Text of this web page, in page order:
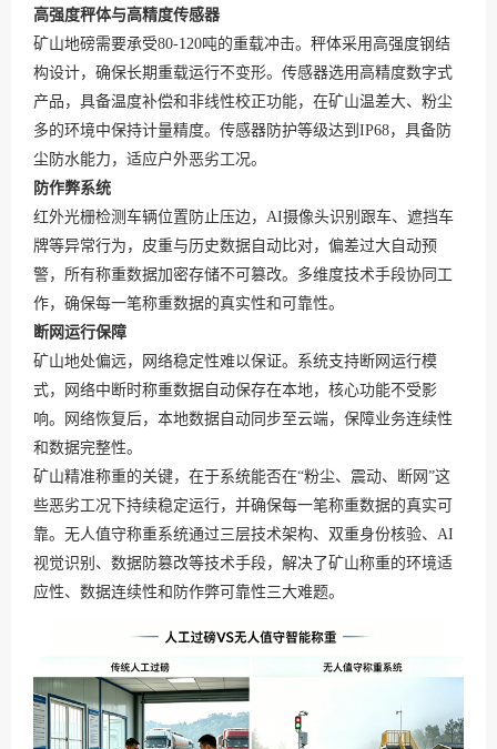
高强度秤体与高精度传感器
矿山地磅需要承受80-120吨的重载冲击。秤体采用高强度钢结
构设计，确保长期重载运行不变形。传感器选用高精度数字式
产品，具备温度补偿和非线性校正功能，在矿山温差大、粉尘
多的环境中保持计量精度。传感器防护等级达到IP68，具备防
尘防水能力，适应户外恶劣工况。
防作弊系统
红外光栅检测车辆位置防止压边，AI摄像头识别跟车、遮挡车
牌等异常行为，皮重与历史数据自动比对，偏差过大自动预
警，所有称重数据加密存储不可篡改。多维度技术手段协同工
作，确保每一笔称重数据的真实性和可靠性。
断网运行保障
矿山地处偏远，网络稳定性难以保证。系统支持断网运行模
式，网络中断时称重数据自动保存在本地，核心功能不受影
响。网络恢复后，本地数据自动同步至云端，保障业务连续性
和数据完整性。
矿山精准称重的关键，在于系统能否在“粉尘、震动、断网”这
些恶劣工况下持续稳定运行，并确保每一笔称重数据的真实可
靠。无人值守称重系统通过三层技术架构、双重身份核验、AI
视觉识别、数据防篡改等技术手段，解决了矿山称重的环境适
应性、数据连续性和防作弊可靠性三大难题。